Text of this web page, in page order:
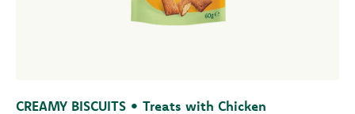
CREAMY BISCUITS • Treats with Chicken